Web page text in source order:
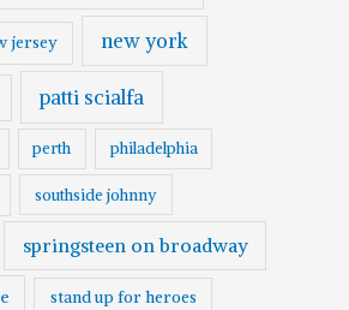
jersey new york
patti scialfa
perth philadelphia
southside johnny
springsteen on broadway
stand up for heroes